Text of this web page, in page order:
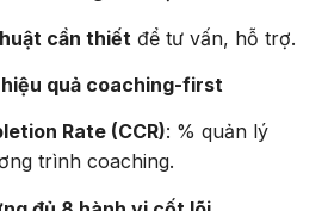
cần thiết để tư vấn, hỗ trợ.
quả coaching-first
Rate (CCR): % quản lý
trình coaching.
đủ 8 hành vi cốt lõi